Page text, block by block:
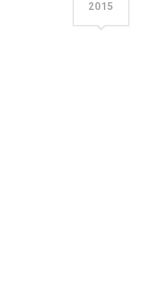
2015